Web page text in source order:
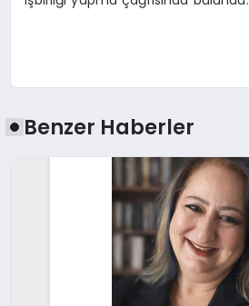
Benzer Haberler